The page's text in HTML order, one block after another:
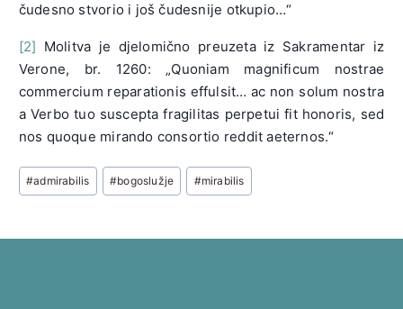
čudesno stvorio i još čudesnije otkupio…“
[2] Molitva je djelomično preuzeta iz Sakramentar iz
Verone, br. 1260: „Quoniam magnificum nostrae
commercium reparationis effulsit… ac non solum nostra
a Verbo tuo suscepta fragilitas perpetui fit honoris, sed
nos quoque mirando consortio reddit aeternos.“
Post
Tags:
#admirabilis #bogoslužje #mirabilis